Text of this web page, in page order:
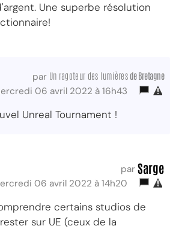
Une superbe résolution
par Un ragoteur des lumières de Bretagne
06 avril 2022 à 16h43
Unreal Tournament !
par Sarge
06 avril 2022 à 14h20
certains studios de
sur UE (ceux de la